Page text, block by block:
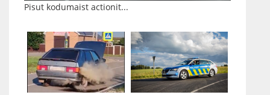
Pisut kodumaist actionit...